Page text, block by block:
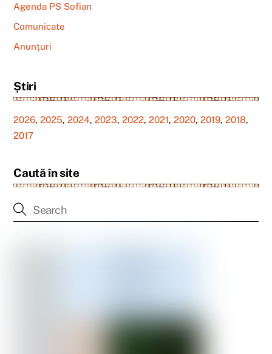
Agenda PS Sofian
Comunicate
Anunțuri
Știri
2026,2025,2024,2023,2022,2021,2020,2019,2018,
2017
Caută în site